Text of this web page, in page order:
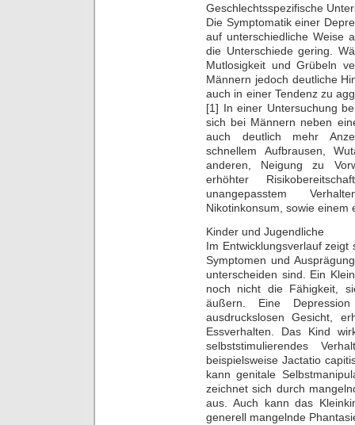
Geschlechtsspezifische
Die Symptomatik einer
auf unterschiedliche Weise
die Unterschiede gering.
Mutlosigkeit und Grübeln
Männern jedoch deutliche
auch in einer Tendenz zu
[1] In einer Untersuchung
sich bei Männern neben
auch deutlich mehr
schnellem Aufbrausen,
anderen, Neigung zu
erhöhter
unangepasstem
Nikotinkonsum, sowie einem
Kinder und Jugendliche
Im Entwicklungsverlauf
Symptomen und
unterscheiden sind. Ein
noch nicht die Fähigkeit,
äußern. Eine
ausdruckslosen Gesicht,
Essverhalten. Das Kind
selbststimulierendes
beispielsweise Jactatio
kann genitale
zeichnet sich durch
aus. Auch kann das
generell mangelnde